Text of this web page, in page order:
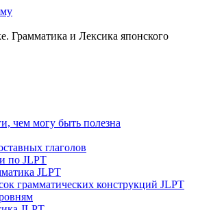
Грамматика и Лексика японского
чем могу быть полезна
глаголов
по JLPT
JLPT
грамматических конструкций JLPT